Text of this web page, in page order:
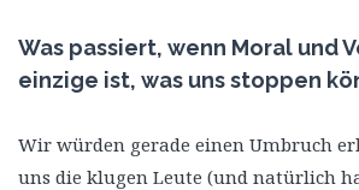
Was passiert, wenn Moral und
einzige ist, was uns stoppen
Wir würden gerade einen Umbruch
uns die klugen Leute (und natürlich